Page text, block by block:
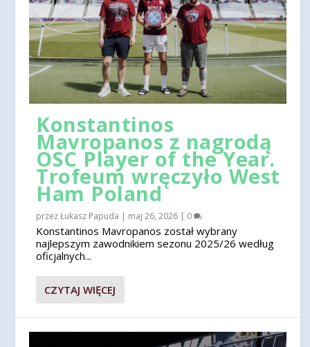
Konstantinos
Mavropanos z nagrodą
OSC Player of the Year.
Trofeum wręczyło West
Ham Poland
przezŁukasz Papuda | maj 26, 2026 | 0
Konstantinos Mavropanos został wybrany
najlepszym zawodnikiem sezonu 2025/26 według
oficjalnych...
CZYTAJ WIĘCEJ